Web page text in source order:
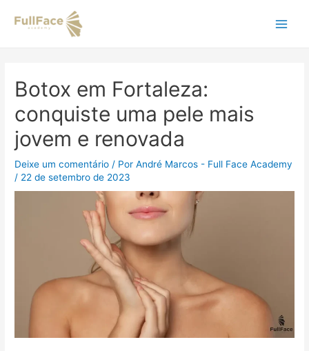
para
Botox em Fortaleza:
conquiste uma pele mais
jovem e renovada
Deixe um comentário / PorAndré Marcos - Full Face Academy
/ 22 de setembro de 2023
de